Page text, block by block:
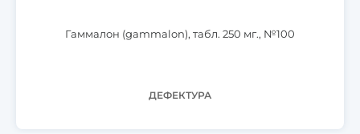
Гаммалон (gammalon), табл. 250 мг., №100
ДЕФЕКТУРА